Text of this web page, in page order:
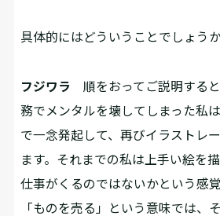
――具体的にはどういうことでしょう
フジワラ
順をおってご説明する
務でメンタルを壊してしまった私
で一念発起して、再びイラストレ
ます。それまでの私は上手い絵を
仕事がくるのではないかという感
「ものを売る」という意味では、